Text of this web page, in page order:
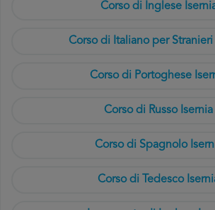
Corso di Inglese
Corso di Italiano per Stranieri
Corso di Portoghese
Corso di Russo Isernia
Corso di Spagnolo
Corso di Tedesco